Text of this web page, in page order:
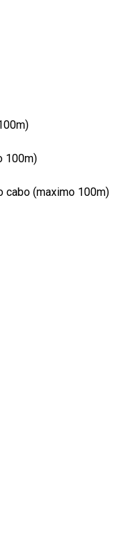
100m)
cabo (maximo 100m)